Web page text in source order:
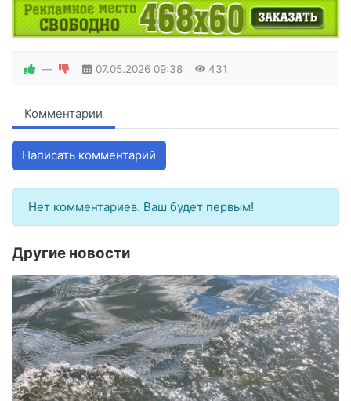
— 07.05.2026 09:38 431
Комментарии
Написать комментарий
Нет комментариев. Ваш будет первым!
Другие новости